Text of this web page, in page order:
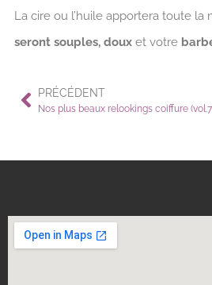
La cire ou l’huile apportera toute la
seront souples, doux et votre
PRÉCÉDENT
Nos plus beaux relookings coiffure